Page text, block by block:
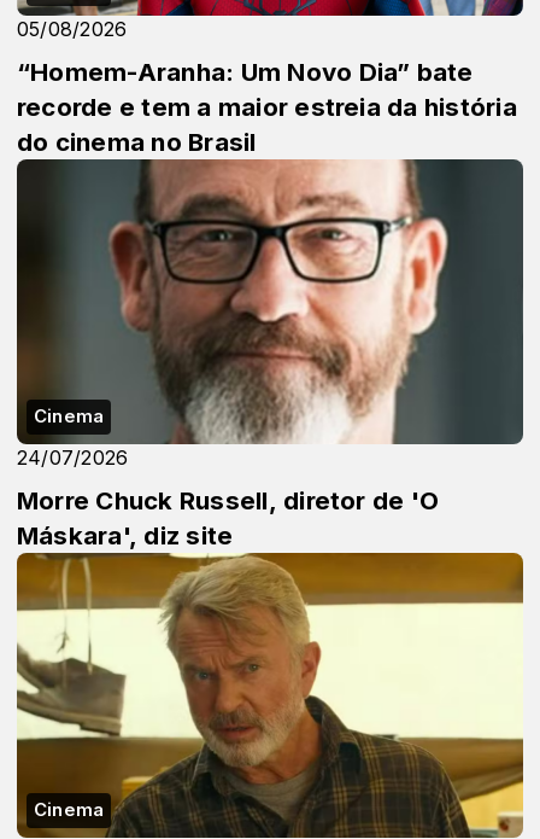
05/08/2026
“Homem-Aranha: Um Novo Dia” bate
recorde e tem a maior estreia da história
do cinema no Brasil
Cinema
24/07/2026
Morre Chuck Russell, diretor de 'O
Máskara', diz site
Cinema